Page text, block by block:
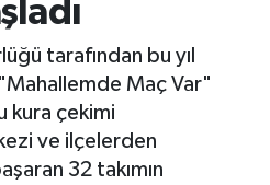
tarafından bu yıl
Maç Var"
kura çekimi
ve ilçelerden
32 takımın